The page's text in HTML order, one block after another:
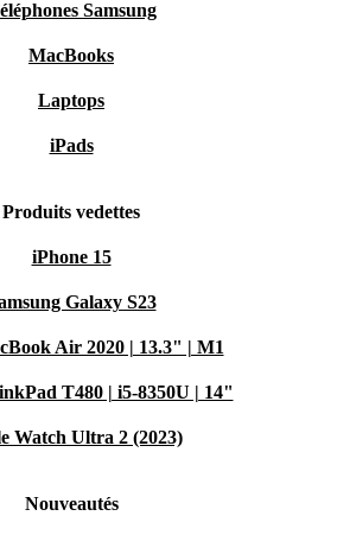
Samsung
MacBooks
Laptops
iPads
Produits vedettes
iPhone 15
Galaxy S23
Air 2020 | 13.3" | M1
T480 | i5-8350U | 14"
Watch Ultra 2 (2023)
Nouveautés